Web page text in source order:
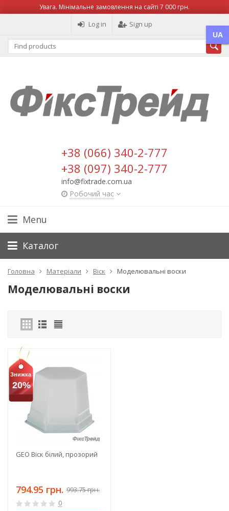
UA
Увага. Мінімальне замовлення на сайті 7 000 грн.
Log in Sign up
+38 (066) 340-2-777
+38 (097) 340-2-777
info@fixtrade.com.ua
Робочий час
Menu
Каталог
Головна Матеріали Віск Моделювальні воски
Моделювальні воски
Знижка
20%
GEO Віск білий, прозорий
794.95 грн. 993.75 грн.
0